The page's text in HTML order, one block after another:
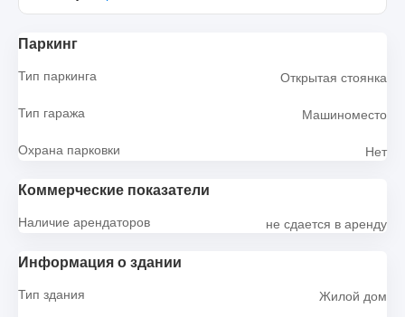
Паркинг
Тип паркинга Открытая стоянка
Тип гаража Машиноместо
Охрана парковки Нет
Коммерческие показатели
Наличие арендаторов не сдается в аренду
Информация о здании
Тип здания Жилой дом